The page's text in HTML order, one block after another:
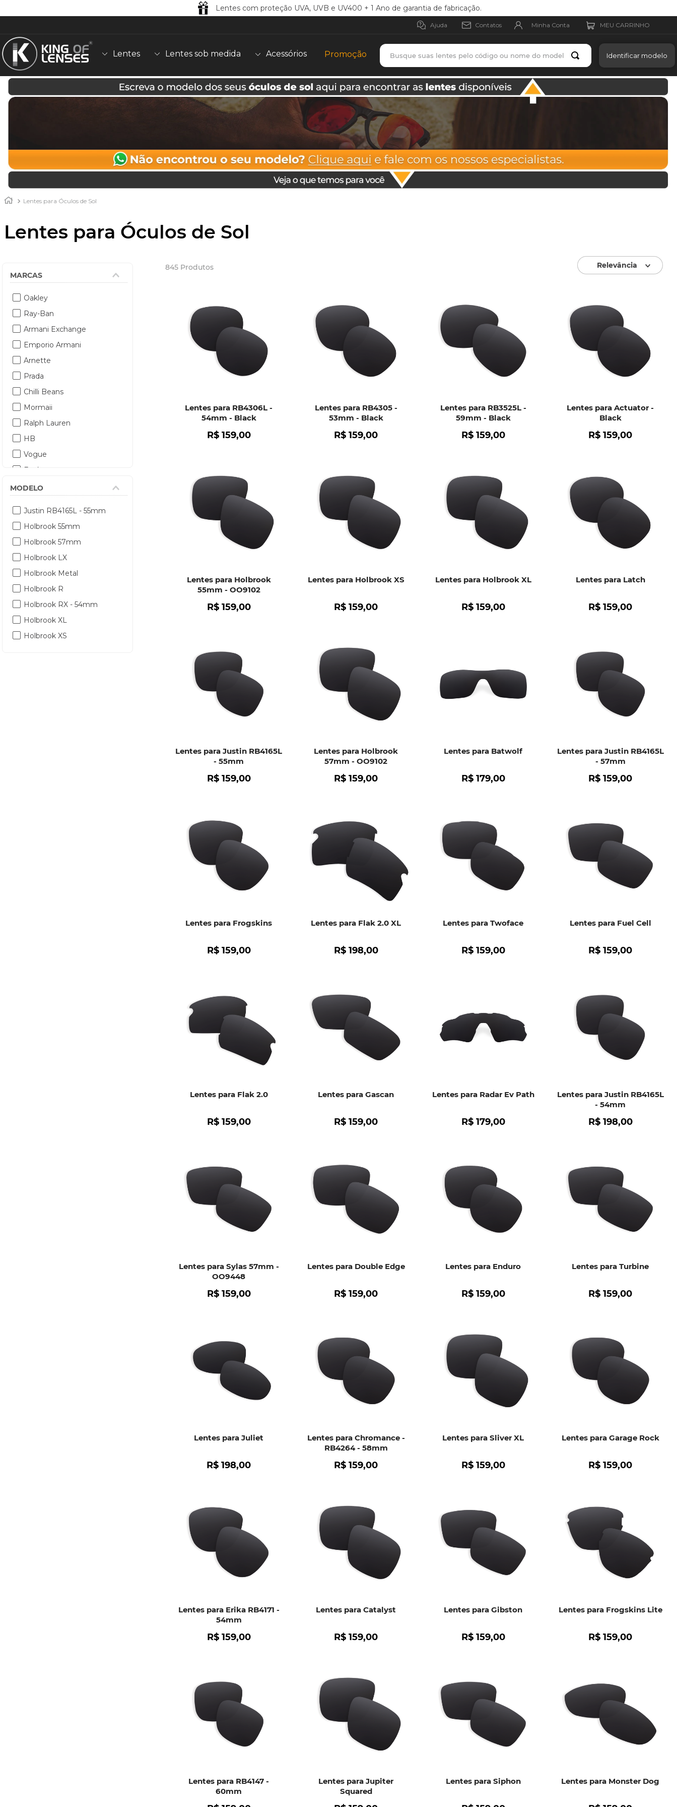
Lentes com proteção UVA, UVB e UV400 + 1 Ano de garantia de fabricação.
Ajuda Contatos Minha Conta
Lentes Lentes sob medida Acessórios Promoção
Busque suas lentes pelo código ou nome do modelo
Identificar modelo
Lentes para Óculos de Sol
Lentes para Óculos de Sol
Oakley
Ray-Ban
Armani Exchange
Emporio Armani
Arnette
Prada
Chilli Beans
Mormaii
Ralph Lauren
HB
Vogue
Evoke
Dolce Gabbana
MODELO
Justin RB4165L - 55mm
Holbrook 55mm
Holbrook 57mm
Holbrook LX
Holbrook Metal
Holbrook R
Holbrook RX - 54mm
Holbrook XL
Holbrook XS
845 Produtos Relevância
Lentes para RB4306L -
54mm - Black
R$ 159,00
Lentes para RB4305 -
53mm - Black
R$ 159,00
Lentes para RB3525L -
59mm - Black
R$ 159,00
Lentes para Actuator -
Black
R$ 159,00
Lentes para Holbrook
55mm - OO9102
R$ 159,00
Lentes para Holbrook XS
R$ 159,00
Lentes para Holbrook XL
R$ 159,00
Lentes para Latch
R$ 159,00
Lentes para Justin RB4165L
- 55mm
R$ 159,00
Lentes para Holbrook
57mm - OO9102
R$ 159,00
Lentes para Batwolf
R$ 179,00
Lentes para Justin RB4165L
- 57mm
R$ 159,00
Lentes para Frogskins
R$ 159,00
Lentes para Flak 2.0 XL
R$ 198,00
Lentes para Twoface
R$ 159,00
Lentes para Fuel Cell
R$ 159,00
Lentes para Flak 2.0
R$ 159,00
Lentes para Gascan
R$ 159,00
Lentes para Radar Ev Path
R$ 179,00
Lentes para Justin RB4165L
- 54mm
R$ 198,00
Lentes para Sylas 57mm -
OO9448
R$ 159,00
Lentes para Double Edge
R$ 159,00
Lentes para Enduro
R$ 159,00
Lentes para Turbine
R$ 159,00
Lentes para Juliet
R$ 198,00
Lentes para Chromance -
RB4264 - 58mm
R$ 159,00
Lentes para Sliver XL
R$ 159,00
Lentes para Garage Rock
R$ 159,00
Lentes para Erika RB4171 -
54mm
R$ 159,00
Lentes para Catalyst
R$ 159,00
Lentes para Gibston
R$ 159,00
Lentes para Frogskins Lite
R$ 159,00
Lentes para RB4147 -
60mm
Lentes para Jupiter
Squared
Lentes para Siphon Lentes para Monster Dog
TERMOS MAIS BUSCADOS
1 borrachas
holbrook
juliet
4 º bag
5º chaves
6º t-shock